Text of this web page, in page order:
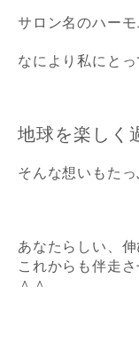
サロン名のハー
なにより私にとっ
地球を楽しく
そんな想いもたっ
あなたらしい、伸
これからも伴走
＾＾